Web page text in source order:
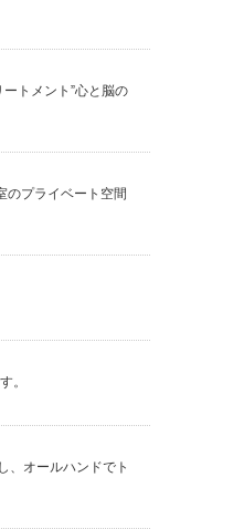
トメント”心と脳の
のプライベート空間
。
、オールハンドでト